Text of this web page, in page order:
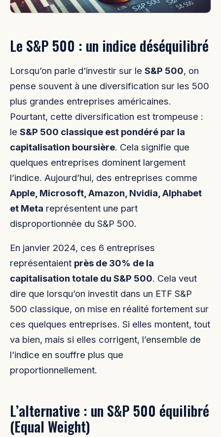
Le S&P 500 : un indice déséquilibré
Lorsqu’on parle d’investir sur le S&P 500, on
pense souvent à une diversification sur les 500
plus grandes entreprises américaines.
Pourtant, cette diversification est trompeuse :
le S&P 500 classique est pondéré par la
capitalisation boursière. Cela signifie que
quelques entreprises dominent largement
l’indice. Aujourd’hui, des entreprises comme
Apple, Microsoft, Amazon, Nvidia, Alphabet
et Meta représentent une part
disproportionnée du S&P 500.
En janvier 2024, ces 6 entreprises
représentaient près de 30% de la
capitalisation totale du S&P 500. Cela veut
dire que lorsqu’on investit dans un ETF S&P
500 classique, on mise en réalité fortement sur
ces quelques entreprises. Si elles montent, tout
va bien, mais si elles corrigent, l’ensemble de
l’indice en souffre plus que
proportionnellement.
L’alternative : un S&P 500 équilibré
(Equal Weight)